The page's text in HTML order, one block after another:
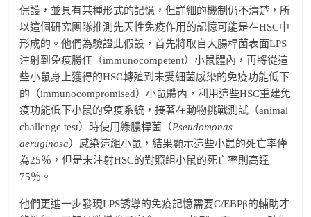
保護，並具有某種形式的記憶，但詳細的機制仍不清楚，所
以這個研究團隊推測先天性免疫作用的記憶可能是在HSC中
形成的。他們為驗證此假設，首先將取自大腸桿菌表面LPS
注射到免疫勝任（immunocompetent）小鼠體內，再將從這
些小鼠身上獲得的HSC轉殖到未受細菌感染的免疫功能低下
的（immunocompromised）小鼠體內，利用這些HSC重建免
疫功能低下小鼠的免疫系統，接著在動物挑戰測試（animal
challenge test）時使用綠膿桿菌（Pseudomonas
aeruginosa）感染這組小鼠，結果顯示這些小鼠的死亡率僅
為25％，但是未注射HSC的對照組小鼠的死亡率則高達
75％。
他們更進一步發現LPS誘導的免疫記憶需要C/EBPβ的輔助才